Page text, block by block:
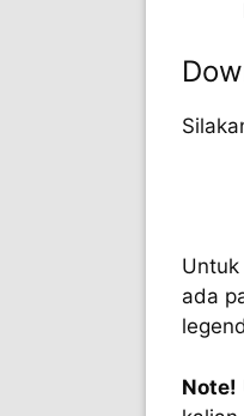
ada
Note!